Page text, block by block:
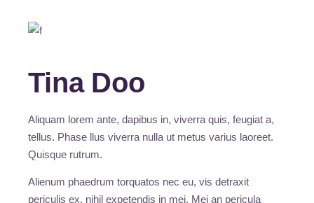
Tina Doo
Aliquam lorem ante, dapibus in, viverra quis, feugiat a,
tellus. Phase llus viverra nulla ut metus varius laoreet.
Quisque rutrum.
Alienum phaedrum torquatos nec eu, vis detraxit
periculis ex, nihil expetendis in mei. Mei an pericula